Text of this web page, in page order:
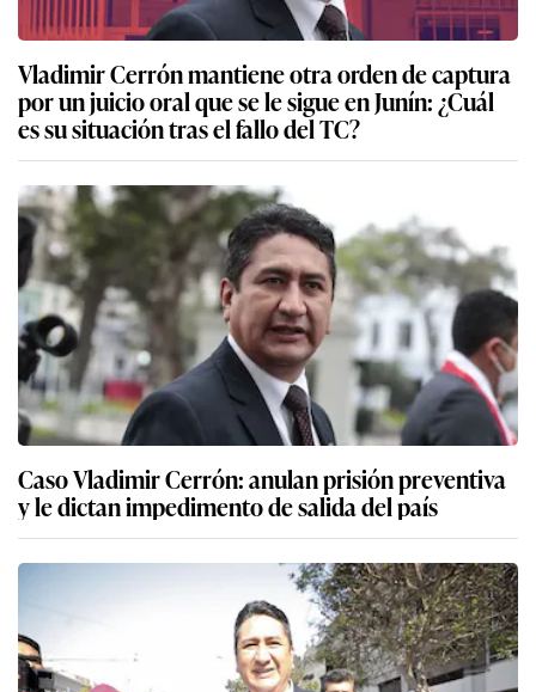
Vladimir Cerrón mantiene otra orden de captura
por un juicio oral que se le sigue en Junín: ¿Cuál
es su situación tras el fallo del TC?
Caso Vladimir Cerrón: anulan prisión preventiva
y le dictan impedimento de salida del país